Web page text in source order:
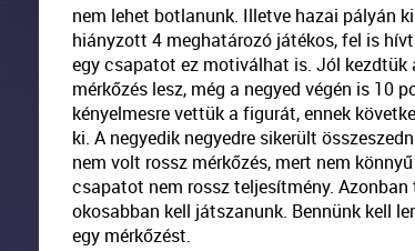
nem lehet botlanunk. Illetve hazai pályán
hiányzott 4 meghatározó játékos, fel is
egy csapatot ez motiválhat is. Jól kezdtük
mérkőzés lesz, még a negyed végén is 10
kényelmesre vettük a figurát, ennek
ki. A negyedik negyedre sikerült
nem volt rossz mérkőzés, mert nem
csapatot nem rossz teljesítmény.
okosabban kell játszanunk. Bennünk kell
egy mérkőzést.